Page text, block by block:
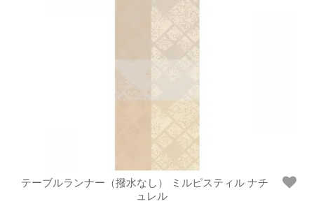
テーブルランナー（撥水なし） ミルピスティル ナチ
ュレル